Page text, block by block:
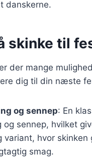
danskerne.
skinke til
der mange
dig til din næste
og sennep: En
sennep, hvilket
variant, hvor
smag.